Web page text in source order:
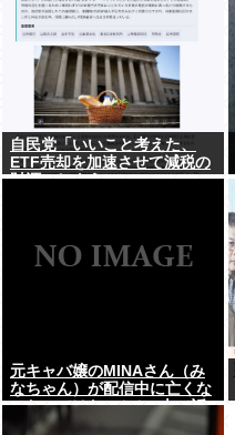
自民党「いいこと考えた、
ETF売却を加速させて減税の
財源にしよう」
元キャバ嬢のMINAさん（み
なちゃん）が配信中に亡くな
ったのではないかとX上で話
題に（※動画あり）